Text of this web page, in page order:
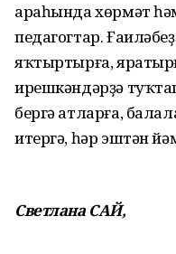
араһында хөрмәт
педагогтар.
яҡтыртырға,
ирешкәндәрҙә
бергә атларға,
итергә, һәр эштән
Светлана САЙ,